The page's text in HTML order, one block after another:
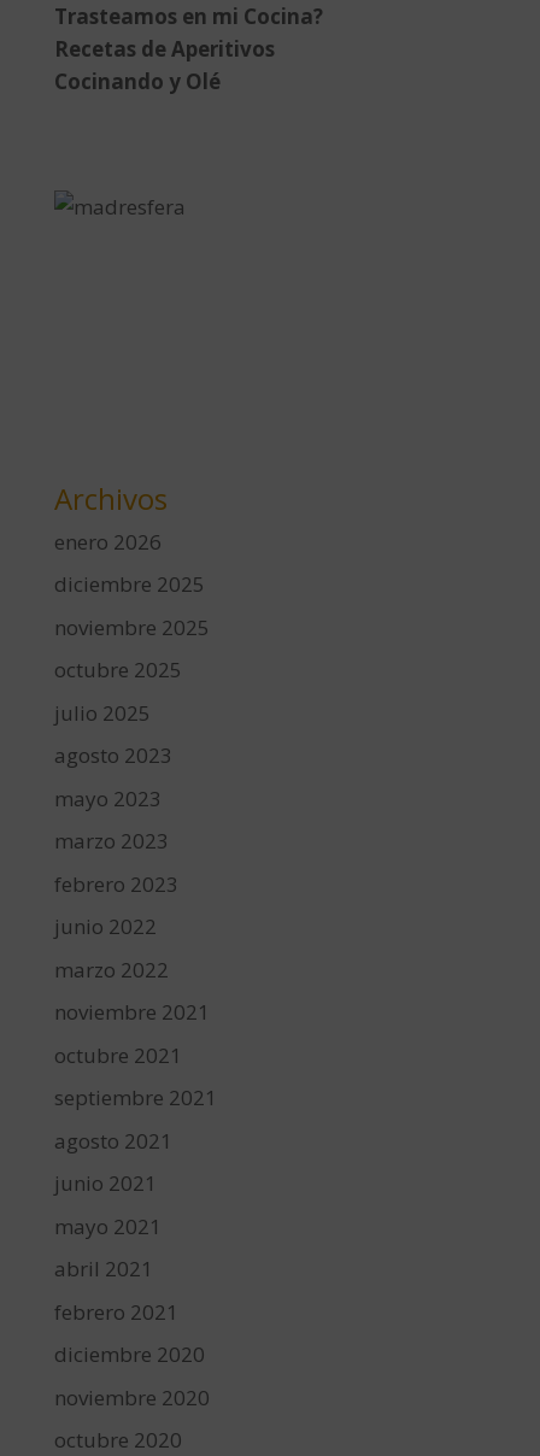
Trasteamos en mi Cocina?
Recetas de Aperitivos
Cocinando y Olé
Archivos
enero 2026
diciembre 2025
noviembre 2025
octubre 2025
julio 2025
agosto 2023
mayo 2023
marzo 2023
febrero 2023
junio 2022
marzo 2022
noviembre 2021
octubre 2021
septiembre 2021
agosto 2021
junio 2021
mayo 2021
abril 2021
febrero 2021
diciembre 2020
noviembre 2020
octubre 2020